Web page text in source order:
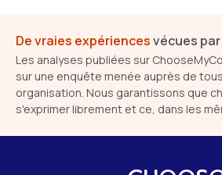
De vraies expériencesvécues
Les analyses publiées sur
sur une enquête menée auprès de
organisation. Nous garantissons que
s'exprimer librement et ce, dans les